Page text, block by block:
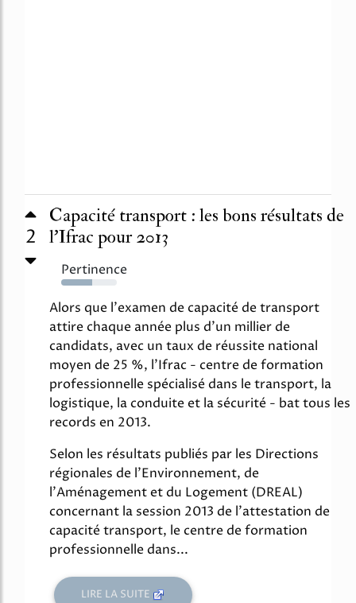
2
Capacité transport : les bons résultats de
l'Ifrac pour 2013
Pertinence
56%
Alors que l'examen de capacité de transport
attire chaque année plus d'un millier de
candidats, avec un taux de réussite national
moyen de 25 %, l'Ifrac - centre de formation
professionnelle spécialisé dans le transport, la
logistique, la conduite et la sécurité - bat tous les
records en 2013.
Selon les résultats publiés par les Directions
régionales de l'Environnement, de
l'Aménagement et du Logement (DREAL)
concernant la session 2013 de l'attestation de
capacité transport, le centre de formation
professionnelle dans...
LIRE LA SUITE